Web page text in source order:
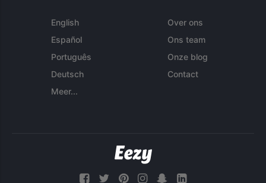
English
Español
Português
Deutsch
Meer...
Over ons
Ons team
Onze blog
Contact